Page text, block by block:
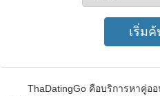
ThaDatingGo คือบริการหาคู่